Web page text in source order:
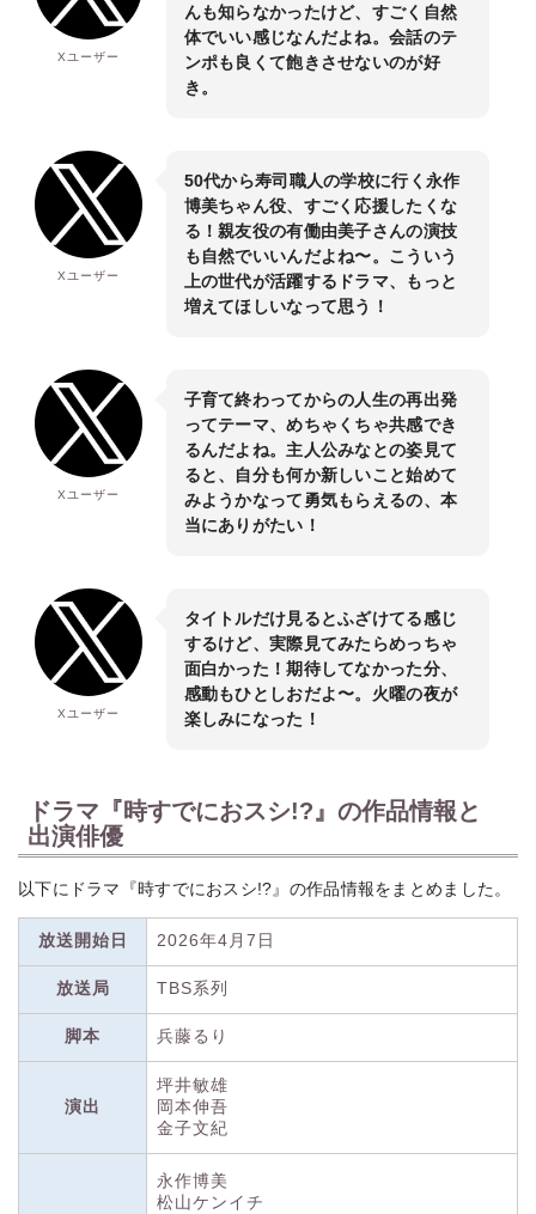
Xユーザー
んも知らなかったけど、すごく自然
体でいい感じなんだよね。会話のテ
ンポも良くて飽きさせないのが好
き。
Xユーザー
50代から寿司職人の学校に行く永作
博美ちゃん役、すごく応援したくな
る！親友役の有働由美子さんの演技
も自然でいいんだよね〜。こういう
上の世代が活躍するドラマ、もっと
増えてほしいなって思う！
Xユーザー
子育て終わってからの人生の再出発
ってテーマ、めちゃくちゃ共感でき
るんだよね。主人公みなとの姿見て
ると、自分も何か新しいこと始めて
みようかなって勇気もらえるの、本
当にありがたい！
Xユーザー
タイトルだけ見るとふざけてる感じ
するけど、実際見てみたらめっちゃ
面白かった！期待してなかった分、
感動もひとしおだよ〜。火曜の夜が
楽しみになった！
ドラマ『時すでにおスシ!?』の作品情報と
出演俳優
以下にドラマ『時すでにおスシ!?』の作品情報をまとめました。
放送開始日 2026年4月7日
放送局 TBS系列
脚本 兵藤るり
演出
坪井敏雄
岡本伸吾
金子文紀
永作博美
松山ケンイチ